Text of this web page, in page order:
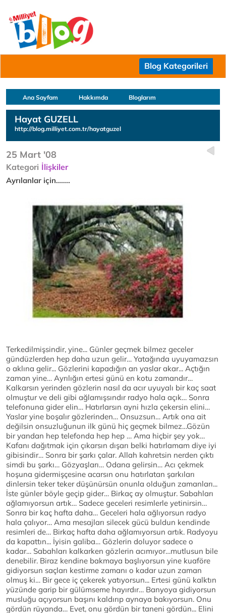
Blog Kategorileri
Ana Sayfam Hakkımda Bloglarım
Hayat GUZELL
http://blog.milliyet.com.tr/hayatguzel
25 Mart '08
Kategori İlişkiler
Ayrılanlar için.......
Terkedilmişsindir, yine... Günler geçmek bilmez geceler
gündüzlerden hep daha uzun gelir… Yatağında uyuyamazsın
o aklına gelir... Gözlerini kapadığın an yaslar akar... Açtığın
zaman yine… Ayrılığın ertesi günü en kotu zamandır…
Kalkarsın yerinden gözlerin nasıl da acır uyuyalı bir kaç saat
olmuştur ve deli gibi ağlamışsındır radyo hala açık… Sonra
telefonuna gider elin… Hatırlarsın ayni hızla çekersin elini…
Yaslar yine boşalır gözlerinden… Onsuzsun… Artık ona ait
değilsin onsuzluğunun ilk günü hiç geçmek bilmez…Gözün
bir yandan hep telefonda hep hep … Ama hiçbir şey yok…
Kafanı dağıtmak için çıkarsın dışarı belki hatırlamam diye iyi
gibisindir… Sonra bir şarkı çalar. Allah kahretsin nerden çıktı
simdi bu şarkı… Gözyaşları… Odana gelirsin… Acı çekmek
hoşuna gidermişçesine acarsın onu hatırlatan şarkıları
dinlersin teker teker düşünürsün onunla olduğun zamanları...
İste günler böyle geçip gider… Birkaç ay olmuştur. Sabahları
ağlamıyorsun artık… Sadece geceleri resimlerle yetinirsin…
Sonra bir kaç hafta daha… Geceleri hala ağlıyorsun radyo
hala çalıyor… Ama mesajları silecek gücü buldun kendinde
resimleri de… Birkaç hafta daha ağlamıyorsun artık. Radyoyu
da kapattın... İyisin galiba… Gözlerin doluyor sadece o
kadar… Sabahları kalkarken gözlerin acımıyor…mutlusun bile
denebilir. Biraz kendine bakmaya başlıyorsun yine kuaföre
gidiyorsun saçları kestirme zamanı o kadar uzun zaman
olmuş ki… Bir gece iç çekerek yatıyorsun... Ertesi günü kalktın
yüzünde garip bir gülümseme hayırdır… Banyoya gidiyorsun
musluğu açıyorsun başını kaldırıp aynaya bakıyorsun. Onu
gördün rüyanda… Evet, onu gördün bir taneni gördün... Elini